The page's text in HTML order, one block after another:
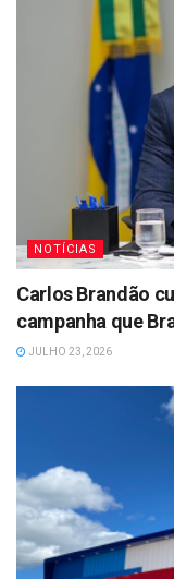
NOTÍCIAS
Carlos Brandão
campanha que
JULHO 23, 2026